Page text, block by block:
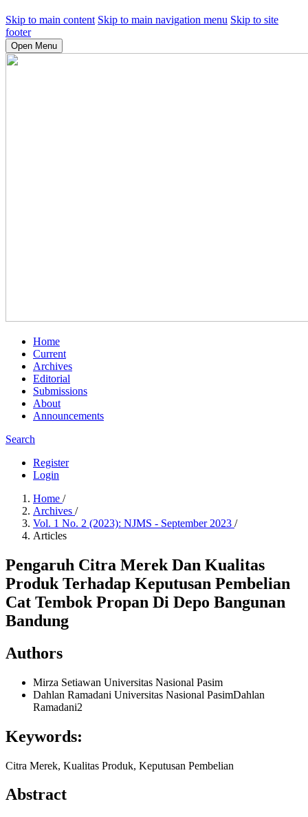
Skip to main content Skip to main navigation menu Skip to site
footer
Open Menu
Home
Current
Archives
Editorial
Submissions
About
Announcements
Search
Register
Login
Home /
Archives /
Vol. 1 No. 2 (2023): NJMS - September 2023 /
Articles
Pengaruh Citra Merek Dan Kualitas
Produk Terhadap Keputusan Pembelian
Cat Tembok Propan Di Depo Bangunan
Bandung
Authors
Mirza Setiawan Universitas Nasional Pasim
Dahlan Ramadani Universitas Nasional PasimDahlan
Ramadani2
Keywords:
Citra Merek, Kualitas Produk, Keputusan Pembelian
Abstract